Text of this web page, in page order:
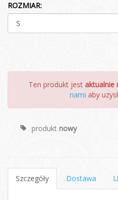
ROZMIAR:
Ten produkt jest aktualnie
nami aby
produkt nowy
Szczegóły Dostawa